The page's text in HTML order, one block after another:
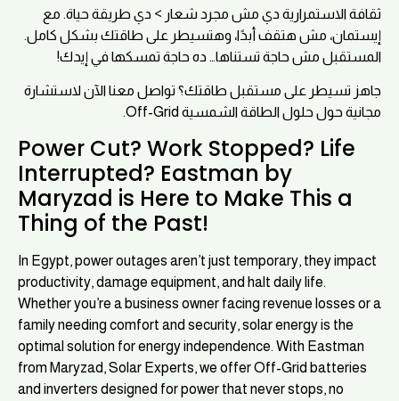
ثقافة الاستمرارية دي مش مجرد شعار > دي طريقة حياة. مع
إيستمان، مش هتقف أبدًا، وهتسيطر على طاقتك بشكل كامل.
المستقبل مش حاجة تستناها… ده حاجة تمسكها في إيدك!
جاهز تسيطر على مستقبل طاقتك؟ تواصل معنا الآن لاستشارة
مجانية حول حلول الطاقة الشمسية Off-Grid.
Power Cut? Work Stopped? Life
Interrupted? Eastman by
Maryzad is Here to Make This a
Thing of the Past!
In Egypt, power outages aren’t just temporary, they impact
productivity, damage equipment, and halt daily life.
Whether you’re a business owner facing revenue losses or a
family needing comfort and security, solar energy is the
optimal solution for energy independence. With Eastman
from Maryzad, Solar Experts, we offer Off-Grid batteries
and inverters designed for power that never stops, no